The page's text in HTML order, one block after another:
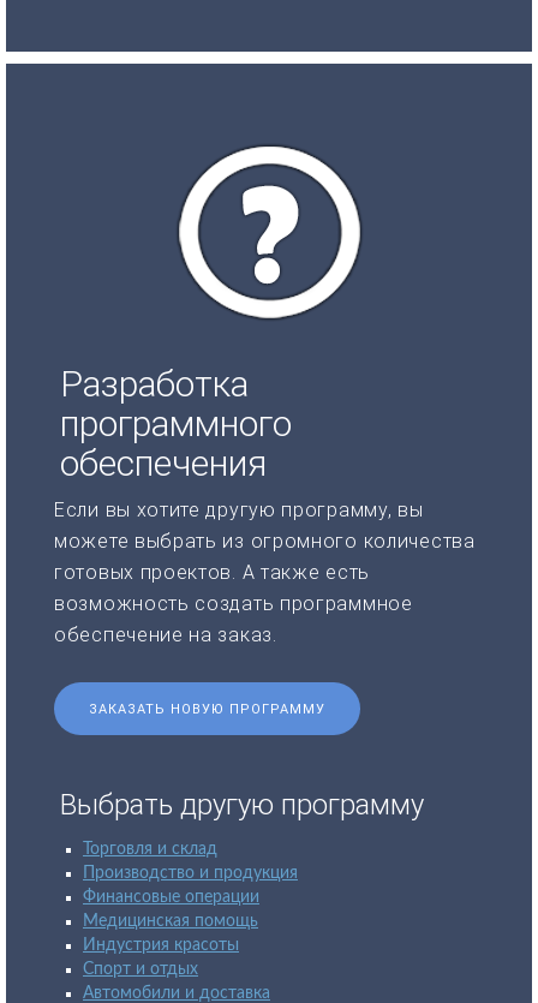
Разработка
программного
обеспечения
Если вы хотите другую программу, вы
можете выбрать из огромного количества
готовых проектов. А также есть
возможность создать программное
обеспечение на заказ.
ЗАКАЗАТЬ НОВУЮ ПРОГРАММУ
Выбрать другую программу
Торговля и склад
Производство и продукция
Финансовые операции
Медицинская помощь
Индустрия красоты
Спорт и отдых
Автомобили и доставка